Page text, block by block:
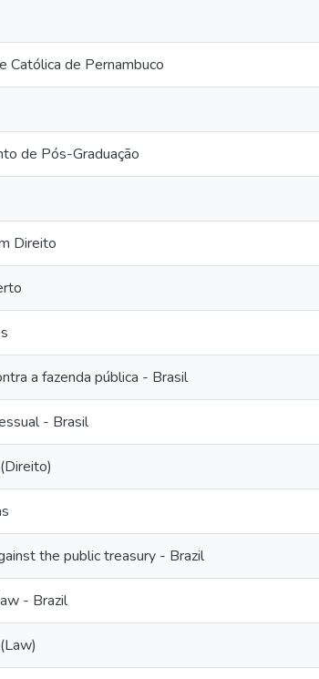
Católica de Pernambuco
de Pós-Graduação
Direito
a fazenda pública - Brasil
- Brasil
the public treasury - Brazil
- Brazil